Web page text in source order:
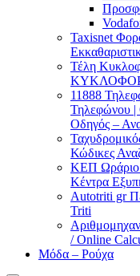
Taxisnet
Τέλη
11888
Τηλεφώνου |
Οδηγός –
Κώδικες
ΚΕΠ Ωράριο
Κέντρα
Autotriti gr
Triti
/ Online
Μόδα – Ρούχα